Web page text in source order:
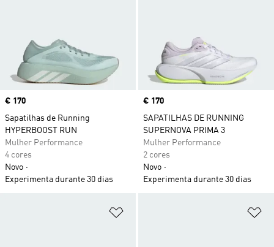
Price
€ 170
Sapatilhas de Running
HYPERBOOST RUN
Mulher Performance
4 cores
Novo
Experimenta durante 30 dias
Price
€ 170
SAPATILHAS DE RUNNING
SUPERNOVA PRIMA 3
Mulher Performance
2 cores
Novo
Experimenta durante 30 dias